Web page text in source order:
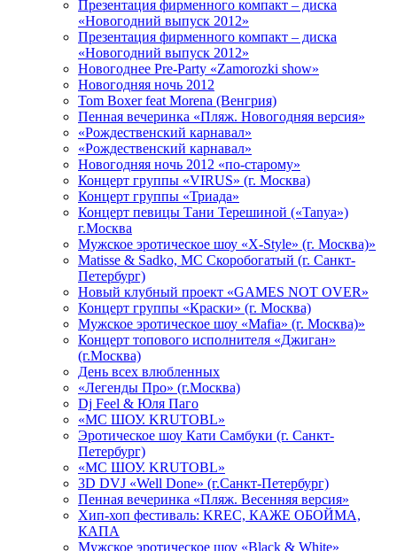
Презентация фирменного компакт – диска
«Новогодний выпуск 2012»
Презентация фирменного компакт – диска
«Новогодний выпуск 2012»
Новогоднее Pre-Party «Zamorozki show»
Новогодняя ночь 2012
Tom Boxer feat Morena (Венгрия)
Пенная вечеринка «Пляж. Новогодняя версия»
«Рождественский карнавал»
«Рождественский карнавал»
Новогодняя ночь 2012 «по-старому»
Концерт группы «VIRUS» (г. Москва)
Концерт группы «Триада»
Концерт певицы Тани Терешиной («Tanya»)
г.Москва
Мужское эротическое шоу «X-Style» (г. Москва)»
Matissе & Sadko, MC Скоробогатый (г. Санкт-
Петербург)
Новый клубный проект «GAMES NOT OVER»
Концерт группы «Краски» (г. Москва)
Мужское эротическое шоу «Mafia» (г. Москва)»
Концерт топового исполнителя «Джиган»
(г.Москва)
День всех влюбленных
«Легенды Про» (г.Москва)
Dj Feel & Юля Паго
«МС ШОУ. KRUTOBL»
Эротическое шоу Кати Самбуки (г. Санкт-
Петербург)
«МС ШОУ. KRUTOBL»
3D DVJ «Well Done» (г.Санкт-Петербург)
Пенная вечеринка «Пляж. Весенняя версия»
Хип-хоп фестиваль: KREC, КАЖЕ ОБОЙМА,
КАПА
Мужское эротическое шоу «Black & White»